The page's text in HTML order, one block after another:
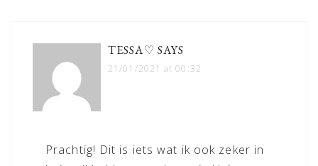
TESSA♡ SAYS
21/01/2021 at 00:32
Prachtig! Dit is iets wat ik ook zeker in